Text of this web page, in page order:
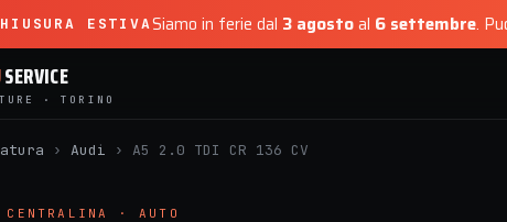
ESTIVASiamo in ferie dal 3 agostoal 6 settembre.
SERVICE
· TORINO
› Audi › A5 2.0 TDI CR 136 CV
CENTRALINA · AUTO